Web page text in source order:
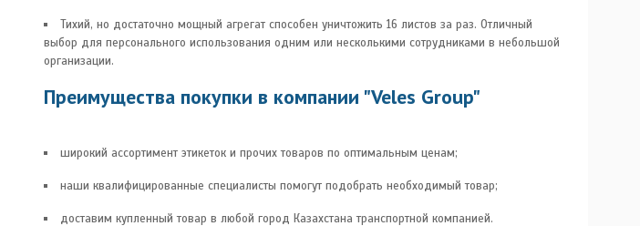
Тихий, но достаточно мощный агрегат способен уничтожить 16 листов за раз. Отличный
выбор для персонального использования одним или несколькими сотрудниками в небольшой
организации.
Преимущества покупки в компании "Veles Group"
широкий ассортимент этикеток и прочих товаров по оптимальным ценам;
наши квалифицированные специалисты помогут подобрать необходимый товар;
доставим купленный товар в любой город Казахстана транспортной компанией.